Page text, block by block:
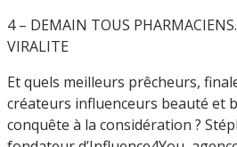
4 – DEMAIN TOUS
VIRALITE
Et quels meilleurs prêcheurs,
créateurs influenceurs beauté et
conquête à la considération ?